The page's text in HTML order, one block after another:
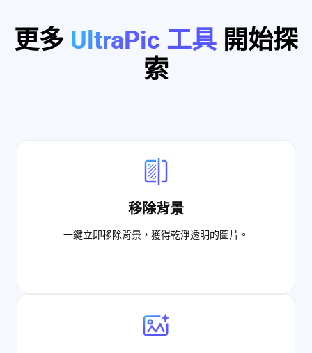
更多 UltraPic 工具 開始探
索
移除背景
一鍵立即移除背景，獲得乾淨透明的圖片。